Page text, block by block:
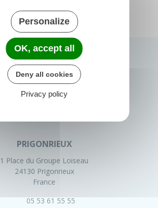
PRIGONRIEUX
1 Place du Groupe Loiseau
24130 Prigonrieux
France
05 53 61 55 55
Personalize
OK, accept all
Deny all cookies
Privacy policy